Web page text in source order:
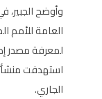
وأوضح
العامة للأمم
لمعرفة مصدر
الجاري.